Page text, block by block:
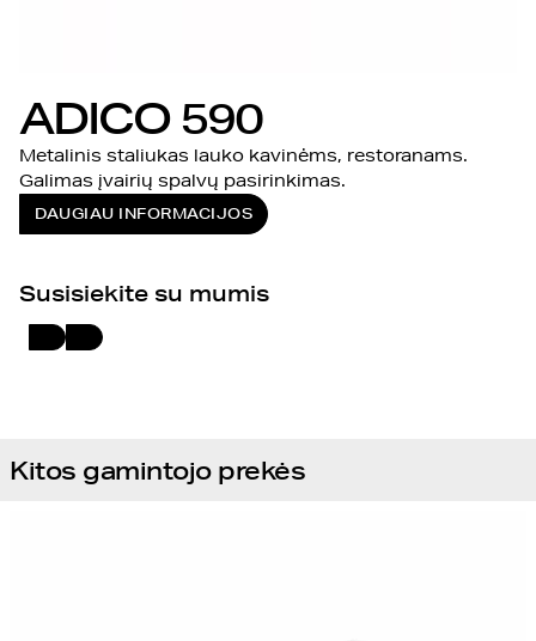
ADICO 590
Metalinis staliukas lauko kavinėms, restoranams.
Galimas įvairių spalvų pasirinkimas.
DAUGIAU INFORMACIJOS
Susisiekite su mumis
Kitos gamintojo prekės